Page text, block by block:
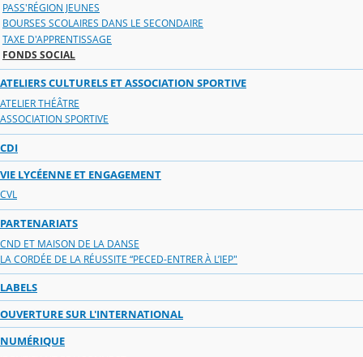
PASS'RÉGION JEUNES
BOURSES SCOLAIRES DANS LE SECONDAIRE
TAXE D'APPRENTISSAGE
FONDS SOCIAL
ATELIERS CULTURELS ET ASSOCIATION SPORTIVE
ATELIER THÉÂTRE
ASSOCIATION SPORTIVE
CDI
VIE LYCÉENNE ET ENGAGEMENT
CVL
PARTENARIATS
CND ET MAISON DE LA DANSE
LA CORDÉE DE LA RÉUSSITE “PECED-ENTRER À L’IEP"
LABELS
OUVERTURE SUR L'INTERNATIONAL
NUMÉRIQUE